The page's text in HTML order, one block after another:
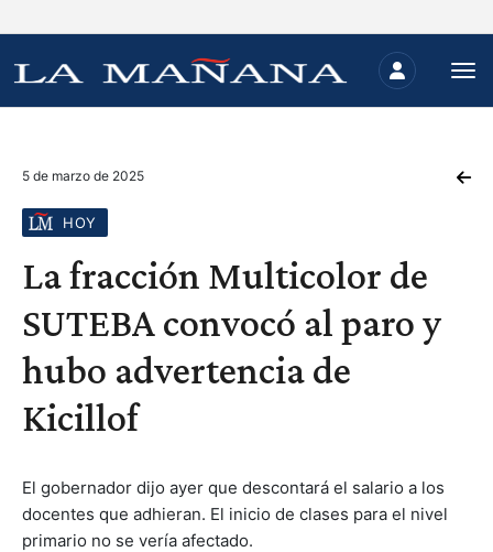
5 de marzo de 2025
HOY
La fracción Multicolor de
SUTEBA convocó al paro y
hubo advertencia de
Kicillof
El gobernador dijo ayer que descontará el salario a los
docentes que adhieran. El inicio de clases para el nivel
primario no se vería afectado.